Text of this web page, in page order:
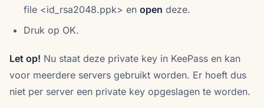
file <id_rsa2048.ppk> en open deze.
Druk op OK.
Let op! Nu staat deze private key in KeePass en kan
voor meerdere servers gebruikt worden. Er hoeft dus
niet per server een private key opgeslagen te worden.